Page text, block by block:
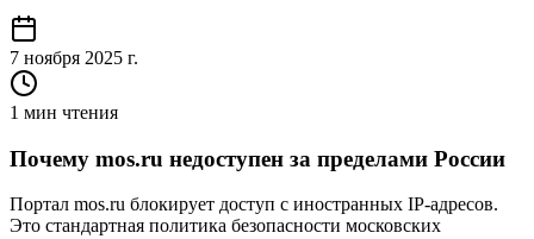
7 ноября 2025 г.
1 мин чтения
Почему mos.ru недоступен за пределами России
Портал mos.ru блокирует доступ с иностранных IP-адресов.
Это стандартная политика безопасности московских